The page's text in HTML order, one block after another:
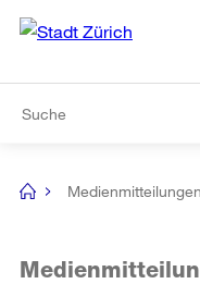
Navigation
[no